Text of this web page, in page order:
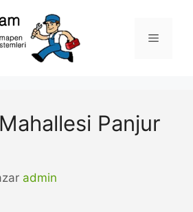
Menü
Panjur
admin